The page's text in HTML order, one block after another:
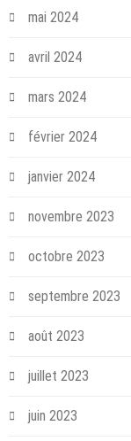
mai 2024
avril 2024
mars 2024
février 2024
janvier 2024
novembre 2023
octobre 2023
septembre 2023
août 2023
juillet 2023
juin 2023